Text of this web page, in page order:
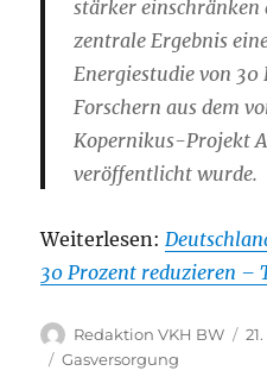
stärker einschränken
zentrale Ergebnis
Energiestudie von
Forschern aus dem
Kopernikus-Projekt
veröffentlicht wurde.
Weiterlesen:
30 Prozent reduzieren –
Autor
Redaktion VKH BW
Schlagwörter
Gasversorgung